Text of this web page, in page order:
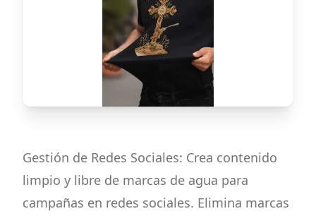
Gestión de Redes Sociales: Crea contenido
limpio y libre de marcas de agua para
campañas en redes sociales. Elimina marcas